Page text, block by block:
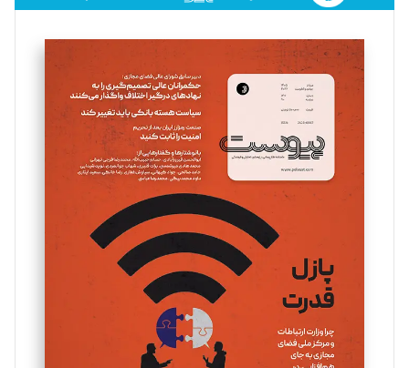
فائزه فتحی رستمی
تحریریه
سروش کرمیان
تحریریه
مینا پاکدل
یسنا امان‌پور
تحریریه
ملینا جعفری